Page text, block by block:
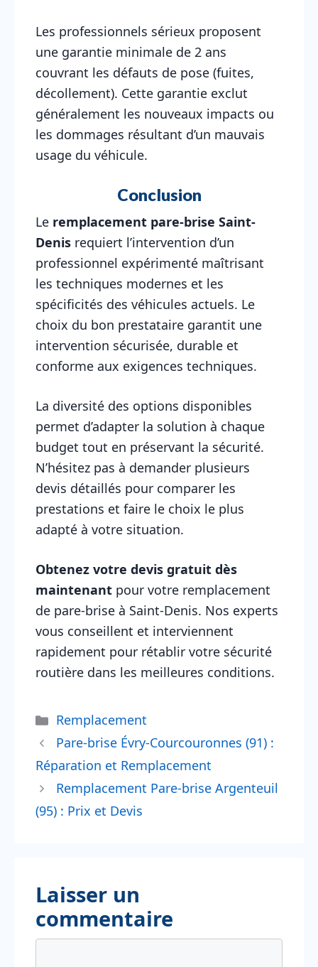
Les professionnels sérieux proposent
une garantie minimale de 2 ans
couvrant les défauts de pose (fuites,
décollement). Cette garantie exclut
généralement les nouveaux impacts ou
les dommages résultant d’un mauvais
usage du véhicule.
Conclusion
Le remplacement pare-brise Saint-
Denis requiert l’intervention d’un
professionnel expérimenté maîtrisant
les techniques modernes et les
spécificités des véhicules actuels. Le
choix du bon prestataire garantit une
intervention sécurisée, durable et
conforme aux exigences techniques.
La diversité des options disponibles
permet d’adapter la solution à chaque
budget tout en préservant la sécurité.
N’hésitez pas à demander plusieurs
devis détaillés pour comparer les
prestations et faire le choix le plus
adapté à votre situation.
Obtenez votre devis gratuit dès
maintenant pour votre remplacement
de pare-brise à Saint-Denis. Nos experts
vous conseillent et interviennent
rapidement pour rétablir votre sécurité
routière dans les meilleures conditions.
Catégories
Remplacement
Pare-brise Évry-Courcouronnes (91) :
Réparation et Remplacement
Remplacement Pare-brise Argenteuil
(95) : Prix et Devis
Laisser un
commentaire